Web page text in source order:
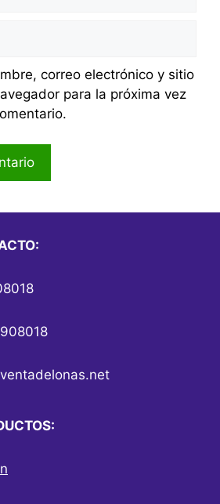
correo electrónico y sitio
para la próxima vez